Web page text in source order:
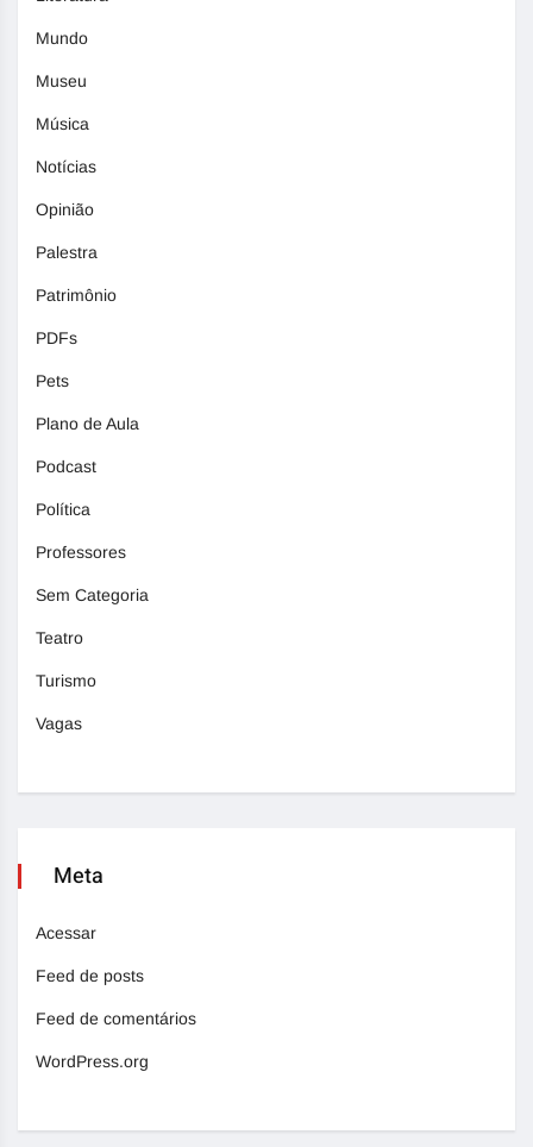
Mundo
Museu
Música
Notícias
Opinião
Palestra
Patrimônio
PDFs
Pets
Plano de Aula
Podcast
Política
Professores
Sem Categoria
Teatro
Turismo
Vagas
Meta
Acessar
Feed de posts
Feed de comentários
WordPress.org